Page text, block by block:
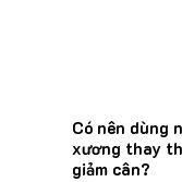
Có nên dùng
xương thay
giảm cân?